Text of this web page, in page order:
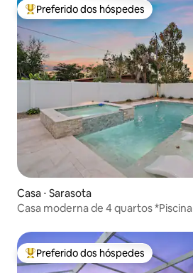
Entre os melhores preferidos dos
Preferido dos hóspedes
Casa ⋅ Sarasota
Casa moderna de 4 quartos
Entre os melhores preferidos dos
Preferido dos hóspedes